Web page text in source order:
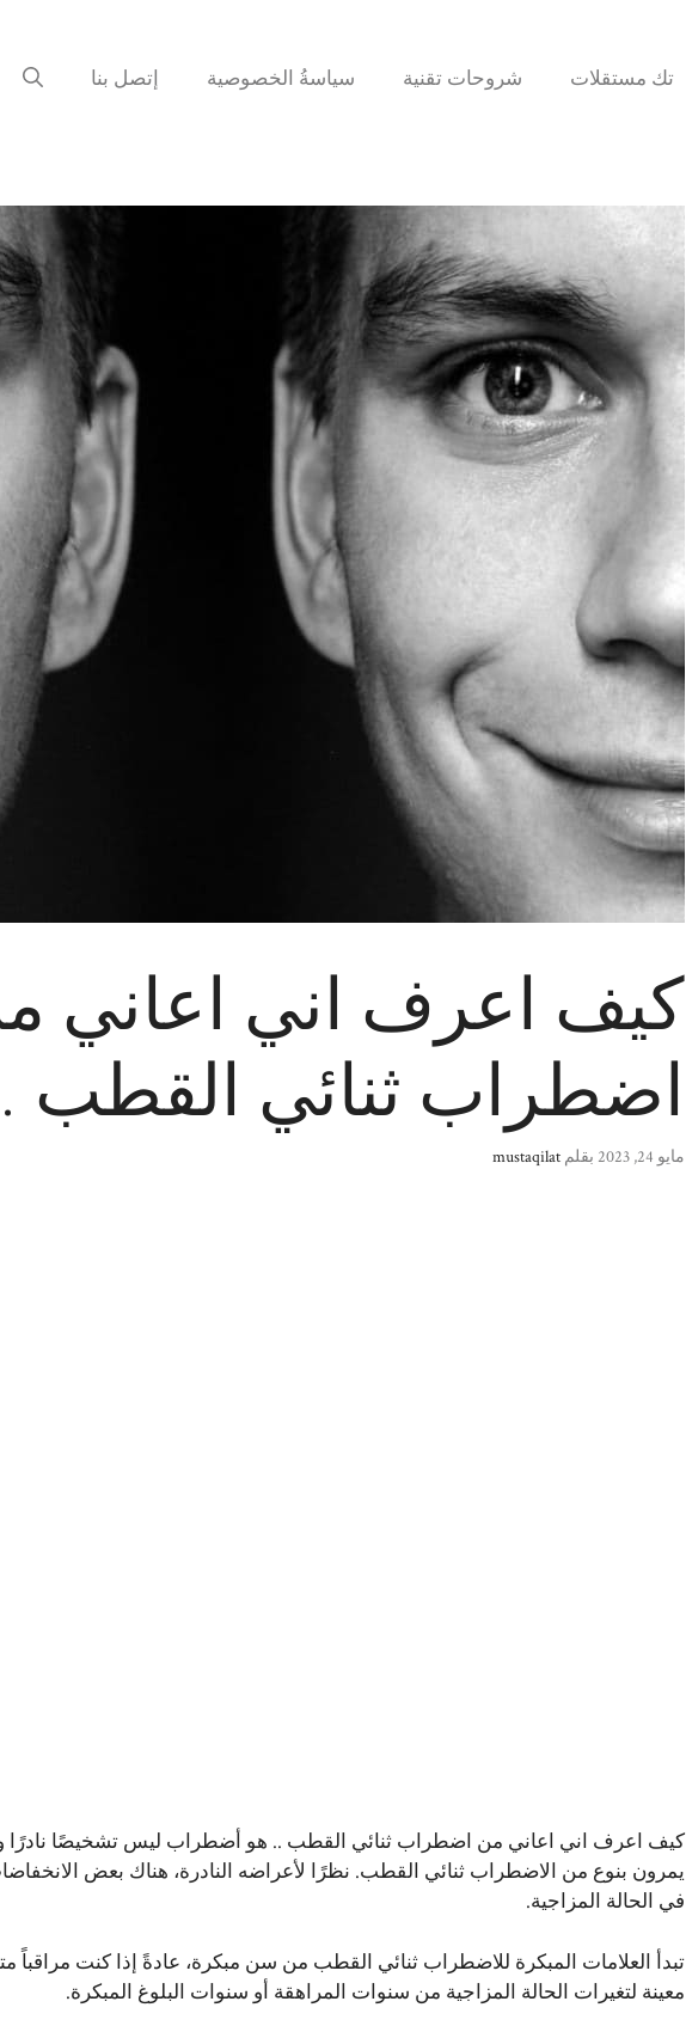
تك مستقلات شروحات تقنية سياسةُ الخصوصية إتصل بنا
كيف اعرف اني اعاني
اضطراب ثنائي القطب ..
مايو 24, 2023 بقلمmustaqilat
يمرون بنوع من الاضطراب ثنائي القطب. نظرًا لأعراضه النادرة، هناك بعض
في الحالة المزاجية.
تبدأ العلامات المبكرة للاضطراب ثنائي القطب من سن مبكرة، عادةً إذا كنت
معينة لتغيرات الحالة المزاجية من سنوات المراهقة أو سنوات البلوغ المبكرة.